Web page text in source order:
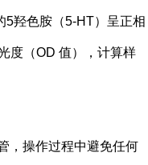
5羟色胺（5-HT） 呈正相
度（OD 值），计算样
，操作过程中避免任何